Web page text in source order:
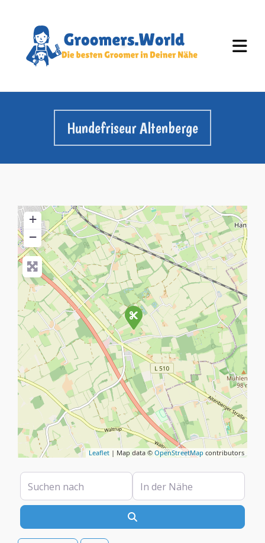
Hundefriseur Altenberge
+
−
Leaflet | Map data © OpenStreetMap contributors
Suchen nach In der Nähe